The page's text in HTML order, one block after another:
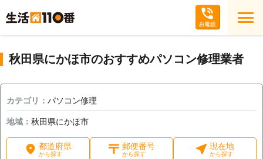
秋田県にかほ市のおすすめパソコン修理業者
カテゴリ： パソコン修理
地域： 秋田県にかほ市
都道府県
から探す
郵便番号
から探す
現在地
から探す